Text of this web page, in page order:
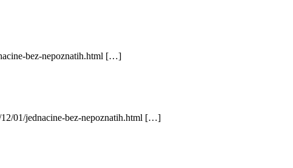
bez-nepoznatih.html […]
01/jednacine-bez-nepoznatih.html […]